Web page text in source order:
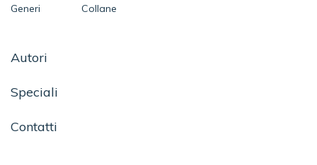
Generi
Collane
Autori
Speciali
Contatti